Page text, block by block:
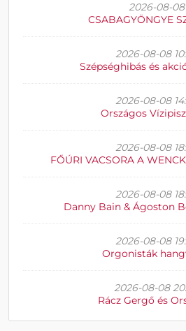
2026-08-08
CSABAGYÖNGYE
2026-08-08
Szépséghibás és
2026-08-08
Országos
2026-08-08
FŐÚRI VACSORA A
2026-08-08
Danny Bain & Ágoston
2026-08-08
Orgonisták
2026-08-08
Rácz Gergő és